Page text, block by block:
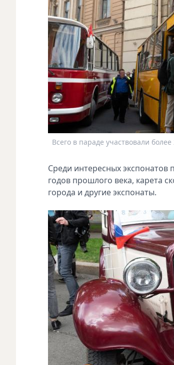
Всего в параде участвовали
Среди интересных экспонатов
годов прошлого века, карета
города и другие экспонаты.